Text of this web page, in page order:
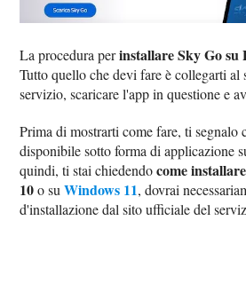
La procedura perinstallare Sky Go su
Tutto quello che devi fare è collegarti al
servizio, scaricare l'app in questione e
Prima di mostrarti come fare, ti segnalo
disponibile sotto forma di applicazione
quindi, ti stai chiedendocome
10o suWindows 11, dovrai
d'installazione dal sito ufficiale del